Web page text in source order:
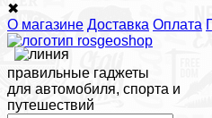
✖
О магазине Доставка Оплата
правильные гаджеты
для автомобиля, спорта и
путешествий